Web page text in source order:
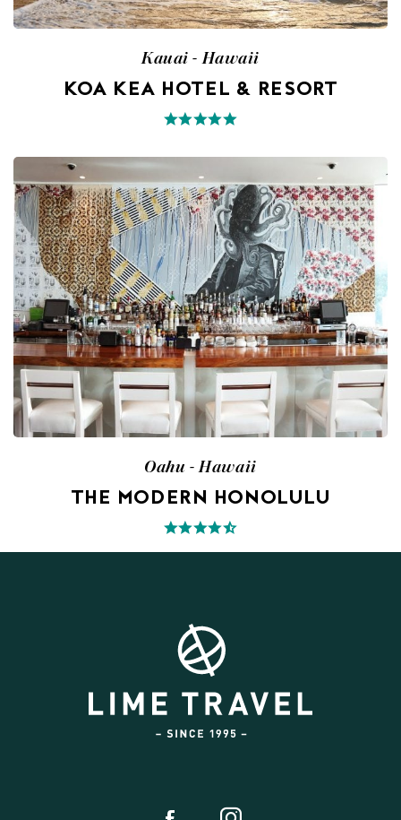
Kauai - Hawaii
KOA KEA HOTEL & RESORT
Oahu - Hawaii
THE MODERN HONOLULU